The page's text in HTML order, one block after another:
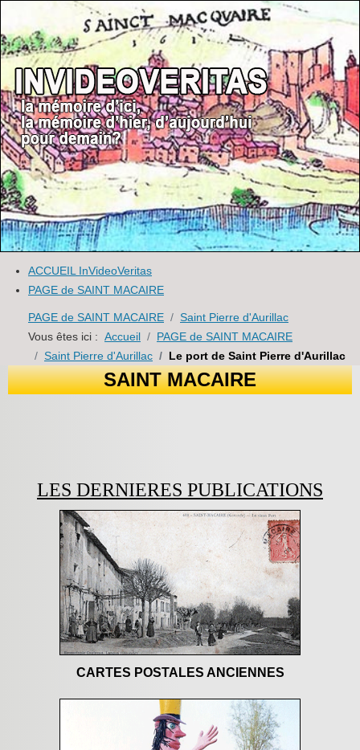
ACCUEIL InVideoVeritas
PAGE de SAINT MACAIRE
PAGE de SAINT MACAIRE
Saint Pierre d'Aurillac
Vous êtes ici : Accueil
PAGE de SAINT MACAIRE
Saint Pierre d'Aurillac
Le port de Saint Pierre d'Aurillac
SAINT MACAIRE
LES DERNIERES PUBLICATIONS
CARTES POSTALES ANCIENNES